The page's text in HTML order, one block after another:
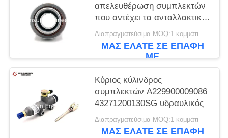
απελευθέρωση συμπλεκτών
που αντέχει τα ανταλλακτικά
γερανών φορτηγών
86CL6395F0C
Διαπραγματεύσιμα MOQ:1 κομμάτι
ΜΑΣ ΕΛΆΤΕ ΣΕ ΕΠΑΦΉ
ΜΕ
Κύριος κύλινδρος
συμπλεκτών A229900009086
43271200130SG υδραυλικός
Διαπραγματεύσιμα MOQ:1 κομμάτι
ΜΑΣ ΕΛΆΤΕ ΣΕ ΕΠΑΦΉ